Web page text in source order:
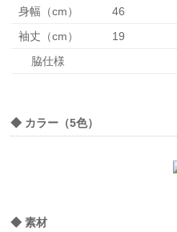
身幅（cm）
46
袖丈（cm）
19
脇仕様
◆ カラー（5色）
◆ 素材